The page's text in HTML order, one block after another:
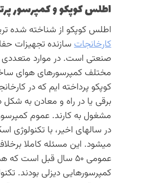
اطلس کوپکو و کمپرسور
اطلس کوپکو از شناخته شده
کارخانجاتسازنده تجهیزات
صنعتی است. در موارد متعددی
مختلف کمپرسورهای هوای
کوپکو پرداخته ایم که در
برقی یا در راه و معادن به شکل
مشغول به کارند. عموم
در سالهای اخیر، با تکنولوژی
میشود. این مسئله کاملا
عمومی ۵۰ سال قبل است
کمپرسورهایی دیزلی بودند.